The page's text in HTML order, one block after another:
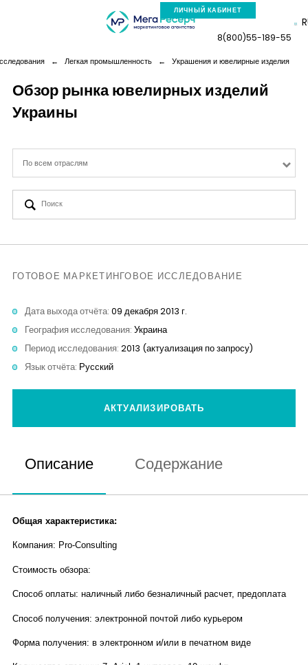
ЛИЧНЫЙ КАБИНЕТ
Компания
Услуги
Новая реальность
Аналитика
Контакты
8(800)55-189-55
← Легкая промышленность ← Украшения и ювелирные изделия
Обзор рынка ювелирных изделий
Украины
По всем отраслям
ГОТОВОЕ МАРКЕТИНГОВОЕ ИССЛЕДОВАНИЕ
Дата выхода отчёта: 09 декабря 2013 г.
География исследования: Украина
Период исследования: 2013 (актуализация по запросу)
Язык отчёта: Русский
АКТУАЛИЗИРОВАТЬ
Описание Содержание
Общая характеристика:
Компания: Pro-Consulting
Стоимость обзора:
Способ оплаты: наличный либо безналичный расчет, предоплата
Способ получения: электронной почтой либо курьером
Форма получения: в электронном и/или в печатном виде